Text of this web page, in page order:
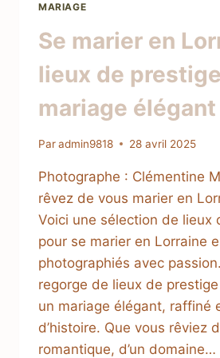
MARIAGE
Se marier en
lieux de
mariage
Paradmin9818 28 avril 2025
Photographe : Clémentine
rêvez de vous marier en
Voici une sélection de lieux
pour se marier en Lorraine
photographiés avec
regorge de lieux de
un mariage élégant, raffiné
d’histoire. Que vous rêviez
romantique, d’un domaine…